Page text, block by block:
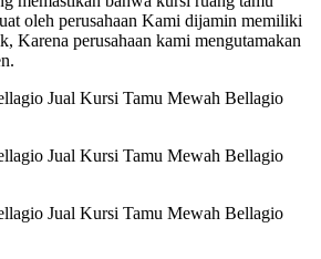
oleh perusahaan Kami dijamin memiliki
Karena perusahaan kami mengutamakan